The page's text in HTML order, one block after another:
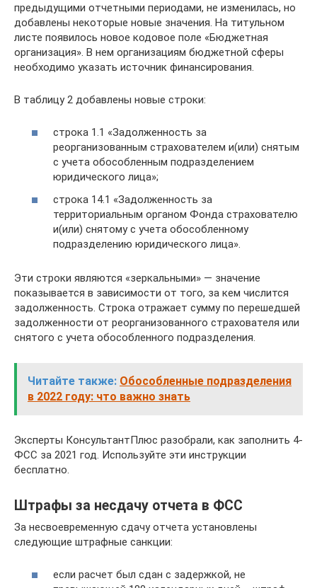
предыдущими отчетными периодами, не изменилась, но
добавлены некоторые новые значения. На титульном
листе появилось новое кодовое поле «Бюджетная
организация». В нем организациям бюджетной сферы
необходимо указать источник финансирования.
В таблицу 2 добавлены новые строки:
строка 1.1 «Задолженность за
реорганизованным страхователем и(или) снятым
с учета обособленным подразделением
юридического лица»;
строка 14.1 «Задолженность за
территориальным органом Фонда страхователю
и(или) снятому с учета обособленному
подразделению юридического лица».
Эти строки являются «зеркальными» — значение
показывается в зависимости от того, за кем числится
задолженность. Строка отражает сумму по перешедшей
задолженности от реорганизованного страхователя или
снятого с учета обособленного подразделения.
Читайте также: Обособленные подразделения
в 2022 году: что важно знать
Эксперты КонсультантПлюс разобрали, как заполнить 4-
ФСС за 2021 год. Используйте эти инструкции
бесплатно.
Штрафы за несдачу отчета в ФСС
За несвоевременную сдачу отчета установлены
следующие штрафные санкции:
если расчет был сдан с задержкой, не